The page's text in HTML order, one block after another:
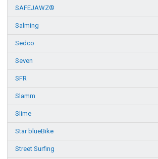
SAFEJAWZ®
Salming
Sedco
Seven
SFR
Slamm
Slime
Star blueBike
Street Surfing